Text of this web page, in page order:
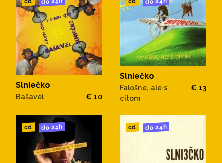
cd
Slniečko
Bašavel € 10
cd
Slniečko
Falošne, ale s
citom
€ 13
cd do 24h cd do 24h